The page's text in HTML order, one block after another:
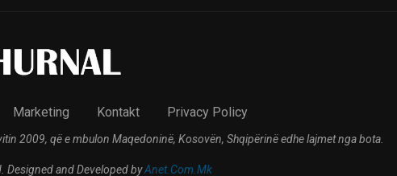
Marketing Kontakt Privacy Policy
2009, që e mbulon Maqedoninë, Kosovën, Shqipërinë edhe lajmet nga bota.
Designed and Developed byAnet.Com.Mk